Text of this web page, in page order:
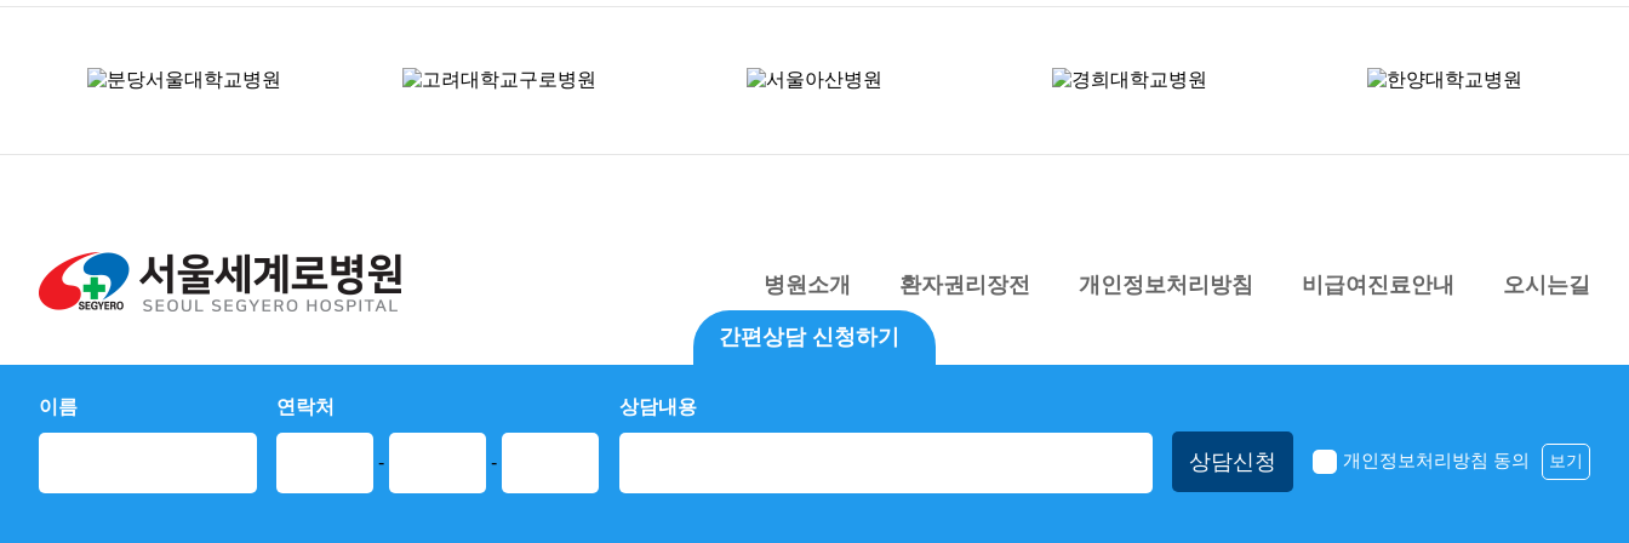
병원소개 환자권리장전 개인정보처리방침 비급여진료안내 오시는길
간편상담 신청하기
이름 연락처
- -
상담내용
상담신청 개인정보처리방침 동의 보기